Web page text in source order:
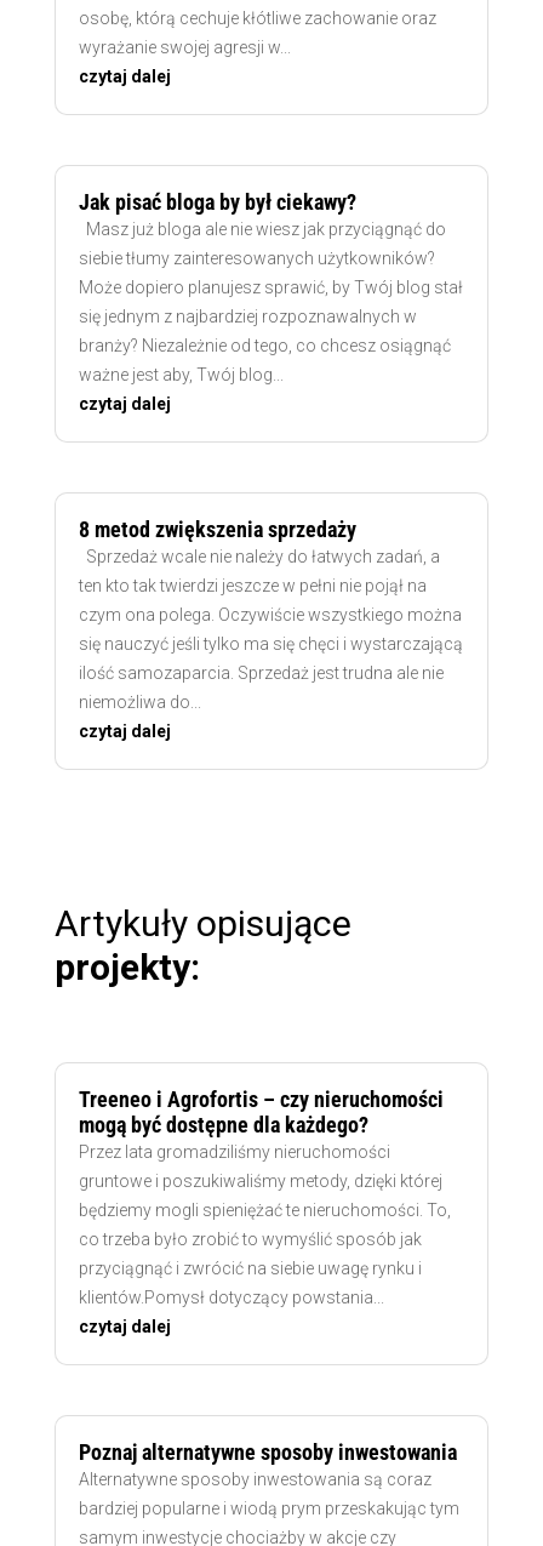
osobę, którą cechuje kłótliwe zachowanie oraz
wyrażanie swojej agresji w...
czytaj dalej
Jak pisać bloga by był ciekawy?
Masz już bloga ale nie wiesz jak przyciągnąć do
siebie tłumy zainteresowanych użytkowników?
Może dopiero planujesz sprawić, by Twój blog stał
się jednym z najbardziej rozpoznawalnych w
branży? Niezależnie od tego, co chcesz osiągnąć
ważne jest aby, Twój blog...
czytaj dalej
8 metod zwiększenia sprzedaży
Sprzedaż wcale nie należy do łatwych zadań, a
ten kto tak twierdzi jeszcze w pełni nie pojął na
czym ona polega. Oczywiście wszystkiego można
się nauczyć jeśli tylko ma się chęci i wystarczającą
ilość samozaparcia. Sprzedaż jest trudna ale nie
niemożliwa do...
czytaj dalej
Artykuły opisujące
projekty:
Treeneo i Agrofortis – czy nieruchomości
mogą być dostępne dla każdego?
Przez lata gromadziliśmy nieruchomości
gruntowe i poszukiwaliśmy metody, dzięki której
będziemy mogli spieniężać te nieruchomości. To,
co trzeba było zrobić to wymyślić sposób jak
przyciągnąć i zwrócić na siebie uwagę rynku i
klientów.Pomysł dotyczący powstania...
czytaj dalej
Poznaj alternatywne sposoby inwestowania
Alternatywne sposoby inwestowania są coraz
bardziej popularne i wiodą prym przeskakując tym
samym inwestycje chociażby w akcje czy